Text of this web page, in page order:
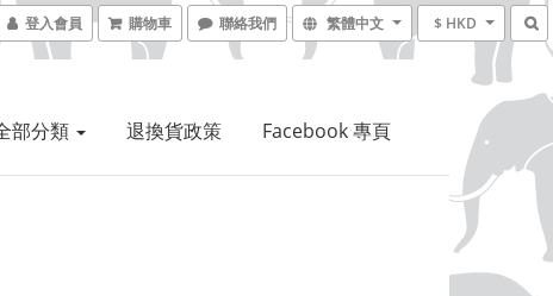
登入會員 購物車 聯絡我們 繁體中文 $ HKD
部分類 退換貨政策 Facebook 專頁